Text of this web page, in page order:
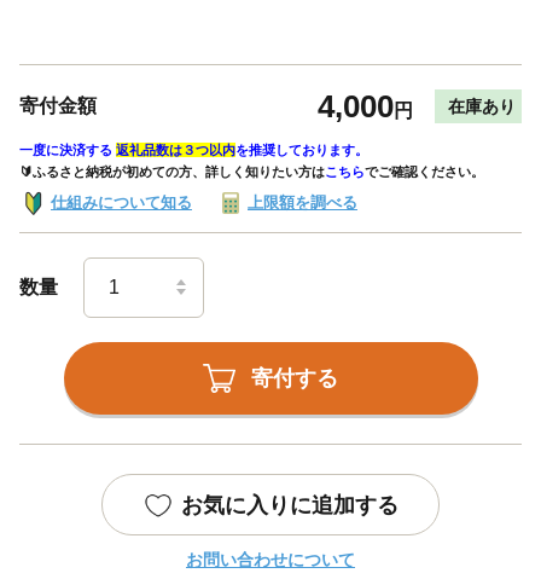
寄付金額 4,000円 在庫あり
一度に決済する 返礼品数は３つ以内を推奨しております。
🔰ふるさと納税が初めての方、詳しく知りたい方はこちらでご確認ください。
仕組みについて知る 上限額を調べる
数量
寄付する
お気に入りに追加する
お問い合わせについて